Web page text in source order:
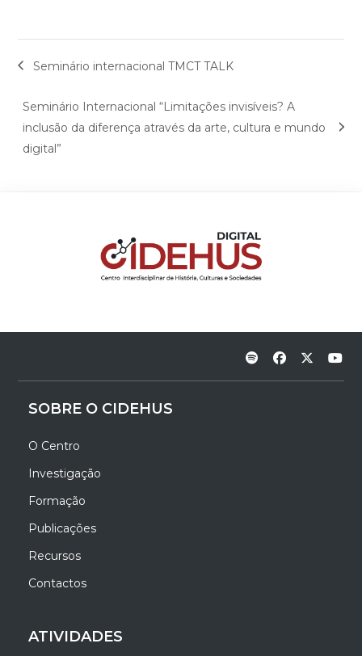
Seminário internacional TMCT TALK
Seminário Internacional “Limitações invisíveis? A
inclusão da diferença através da arte, cultura e mundo
digital”
SOBRE O CIDEHUS
O Centro
Investigação
Formação
Publicações
Recursos
Contactos
ATIVIDADES